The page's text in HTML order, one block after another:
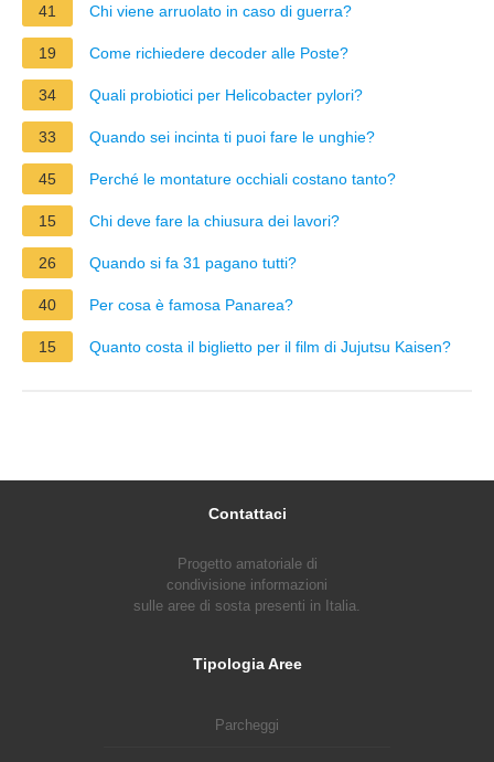
41 Chi viene arruolato in caso di guerra?
19 Come richiedere decoder alle Poste?
34 Quali probiotici per Helicobacter pylori?
33 Quando sei incinta ti puoi fare le unghie?
45 Perché le montature occhiali costano tanto?
15 Chi deve fare la chiusura dei lavori?
26 Quando si fa 31 pagano tutti?
40 Per cosa è famosa Panarea?
15 Quanto costa il biglietto per il film di Jujutsu Kaisen?
Contattaci
Progetto amatoriale di
condivisione informazioni
sulle aree di sosta presenti in Italia.
Tipologia Aree
Parcheggi